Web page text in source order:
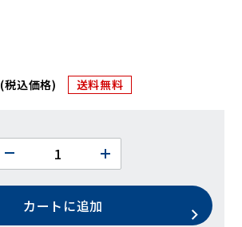
(税込価格) 送料無料
カートに追加